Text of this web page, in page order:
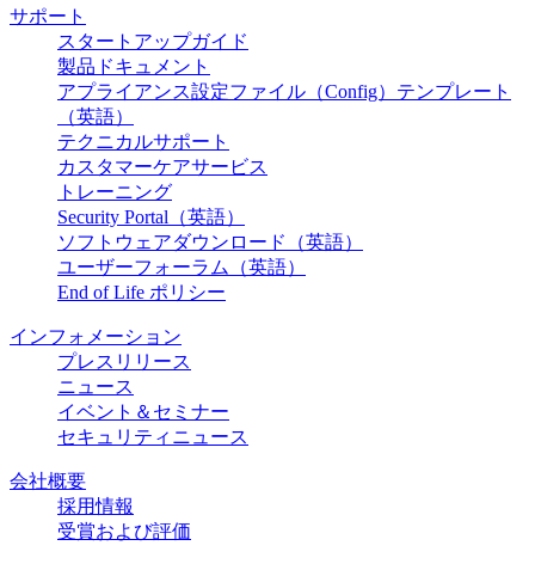
サポート
スタートアップガイド
製品ドキュメント
アプライアンス設定ファイル（Config）テンプレート
（英語）
テクニカルサポート
カスタマーケアサービス
トレーニング
Security Portal（英語）
ソフトウェアダウンロード（英語）
ユーザーフォーラム（英語）
End of Life ポリシー
インフォメーション
プレスリリース
ニュース
イベント＆セミナー
セキュリティニュース
会社概要
採用情報
受賞および評価